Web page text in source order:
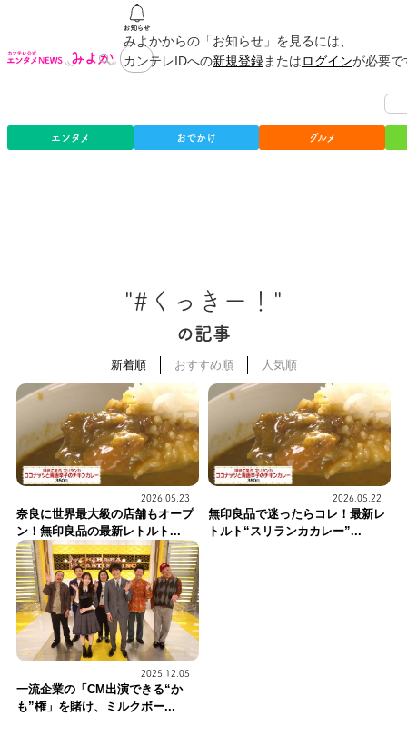
みよかからの「お知らせ」を見るには、
カンテレIDへの新規登録またはログインが必要
エンタメ おでかけ グルメ
"#くっきー！"
の記事
新着順 おすすめ順 人気順
2026.05.23
奈良に世界最大級の店舗もオープ
ン！無印良品の最新レトルト...
2026.05.22
無印良品で迷ったらコレ！最新レ
トルト“スリランカカレー”...
2025.12.05
一流企業の「CM出演できる“か
も”権」を賭け、ミルクボー...